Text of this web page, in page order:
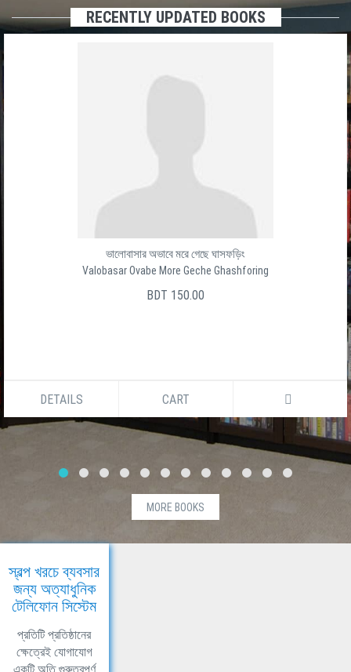
RECENTLY UPDATED BOOKS
ভালোবাসার অভাবে মরে গেছে ঘাসফড়িং
Valobasar Ovabe More Geche Ghashforing
BDT 150.00
DETAILS CART
MORE BOOKS
স্বল্প খরচে ব্যবসার
জন্য অত্যাধুনিক
টেলিফোন সিস্টেম
প্রতিটি প্রতিষ্ঠানের
ক্ষেত্রেই যোগাযোগ